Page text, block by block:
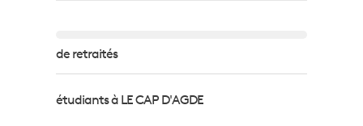
de retraités
étudiants à LE CAP D'AGDE